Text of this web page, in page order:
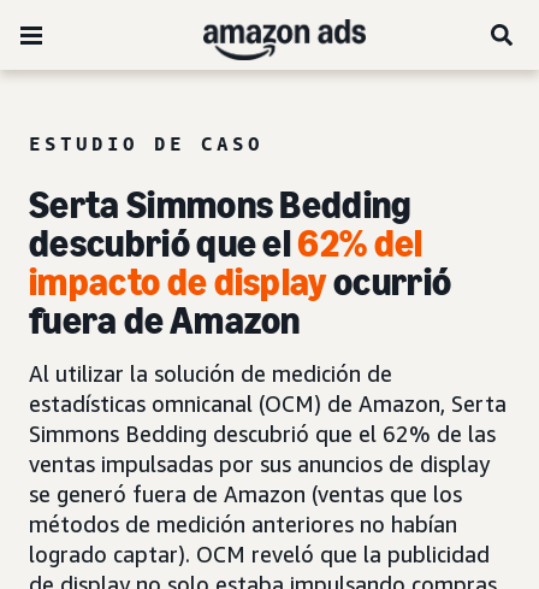
ESTUDIO DE CASO
Serta Simmons Bedding
descubrió que el62% del
impacto de displayocurrió
fuera de Amazon
Al utilizar la solución de medición de
estadísticas omnicanal (OCM) de Amazon, Serta
Simmons Bedding descubrió que el 62% de las
ventas impulsadas por sus anuncios de display
se generó fuera de Amazon (ventas que los
métodos de medición anteriores no habían
logrado captar). OCM reveló que la publicidad